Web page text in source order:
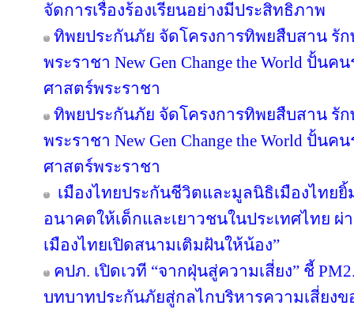
จัดการเรื่องร้องเรียนอย่างมีประสิทธิภาพ
ทิพยประกันภัย จัดโครงการทิพยสืบสาน รั
พระราชา New Gen Change the World ปั้น
ศาสตร์พระราชา
ทิพยประกันภัย จัดโครงการทิพยสืบสาน รั
พระราชา New Gen Change the World ปั้น
ศาสตร์พระราชา
เมืองไทยประกันชีวิตและมูลนิธิเมืองไทย
อนาคตให้เด็กและเยาวชนในประเทศไทย ผ่า
เมืองไทยเปิดสนามเติมฝันให้น้อง”
คปภ. เปิดเวที “จากฝุ่นสู่ความเสี่ยง” ชี้
บทบาทประกันภัยสู่กลไกบริหารความเสี่ยงข